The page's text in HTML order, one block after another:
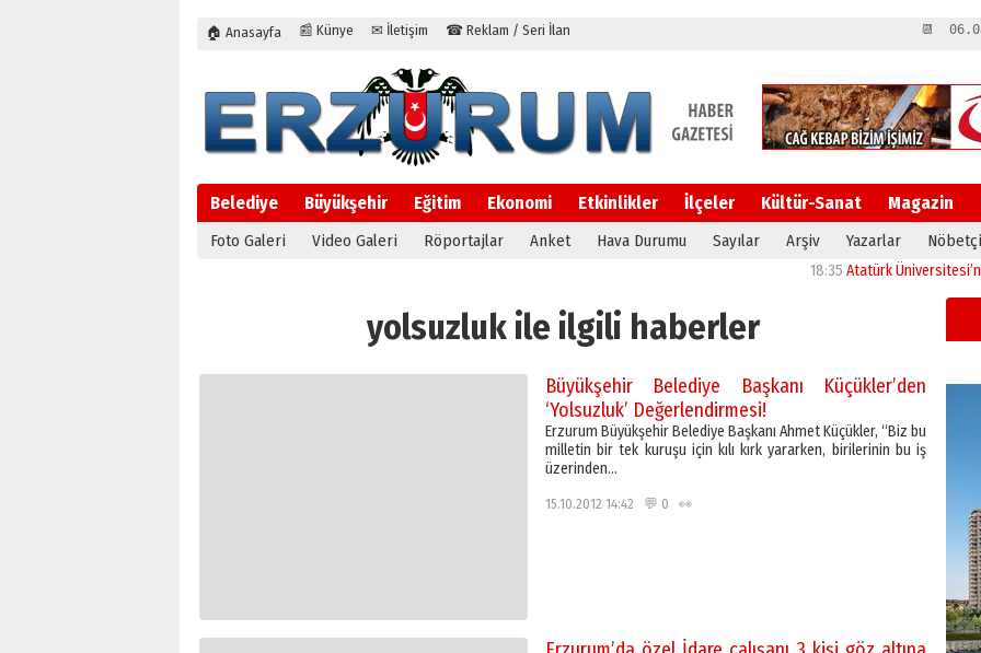
🏠 Anasayfa 📰 Künye ✉ İletişim ☎ Reklam / Seri İlan 📆
Belediye Büyükşehir Eğitim Ekonomi Etkinlikler İlçeler Kültür-Sanat Magazin
Foto Galeri Video Galeri Röportajlar Anket Hava Durumu Sayılar Arşiv Yazarlar
Atatürk Üniversitesi’nin
yolsuzluk ile ilgili haberler
Büyükşehir Belediye Başkanı Küçükler’den
‘Yolsuzluk’ Değerlendirmesi!
Erzurum Büyükşehir Belediye Başkanı Ahmet Küçükler, “Biz bu
milletin bir tek kuruşu için kılı kırk yararken, birilerinin bu iş
üzerinden…
15.10.2012 14:42 💬 0 👀